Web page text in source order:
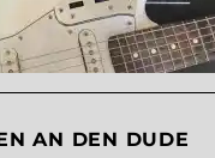
AN DEN DUDE